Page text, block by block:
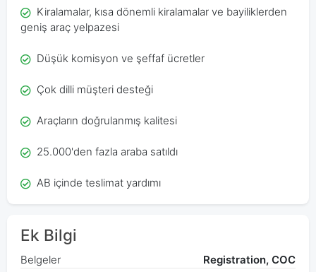
Kiralamalar, kısa dönemli kiralamalar ve bayiliklerden
geniş araç yelpazesi
Düşük komisyon ve şeffaf ücretler
Çok dilli müşteri desteği
Araçların doğrulanmış kalitesi
25.000'den fazla araba satıldı
AB içinde teslimat yardımı
Ek Bilgi
Belgeler Registration, COC